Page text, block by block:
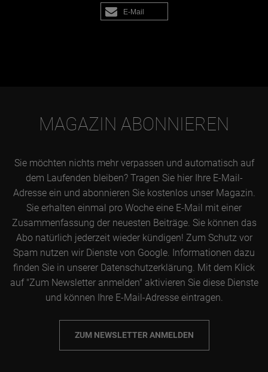
E-Mail
MAGAZIN ABONNIEREN
Sie möchten nichts mehr verpassen und automatisch auf
dem Laufenden bleiben? Tragen Sie hier Ihre E-Mail-
Adresse ein und abonnieren Sie kostenlos unser Magazin.
Sie erhalten einmal pro Woche eine E-Mail mit einer
Zusammenfassung der neuesten Beiträge. Sie können das
Abo natürlich jederzeit wieder kündigen! Zum Schutz vor
Spam nutzen wir Dienste von Google. Informationen dazu
finden Sie in unserer Datenschutzerklärung. Mit dem Klick
auf "Zum Newsletter anmelden" aktivieren Sie diese Dienste
und können Ihre E-Mail-Adresse eintragen.
ZUM NEWSLETTER ANMELDEN